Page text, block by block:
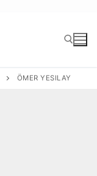
ÖMER YESILAY